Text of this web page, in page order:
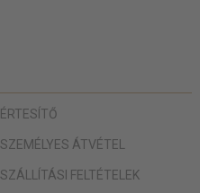
ÉRTESÍTŐ
SZEMÉLYES ÁTVÉTEL
SZÁLLÍTÁSI FELTÉTELEK